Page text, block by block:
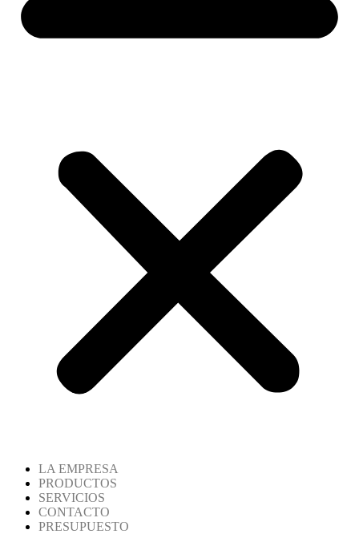
LA EMPRESA
PRODUCTOS
SERVICIOS
CONTACTO
PRESUPUESTO